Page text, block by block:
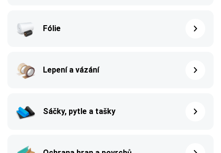
Fólie
Lepení a vázání
Sáčky, pytle a tašky